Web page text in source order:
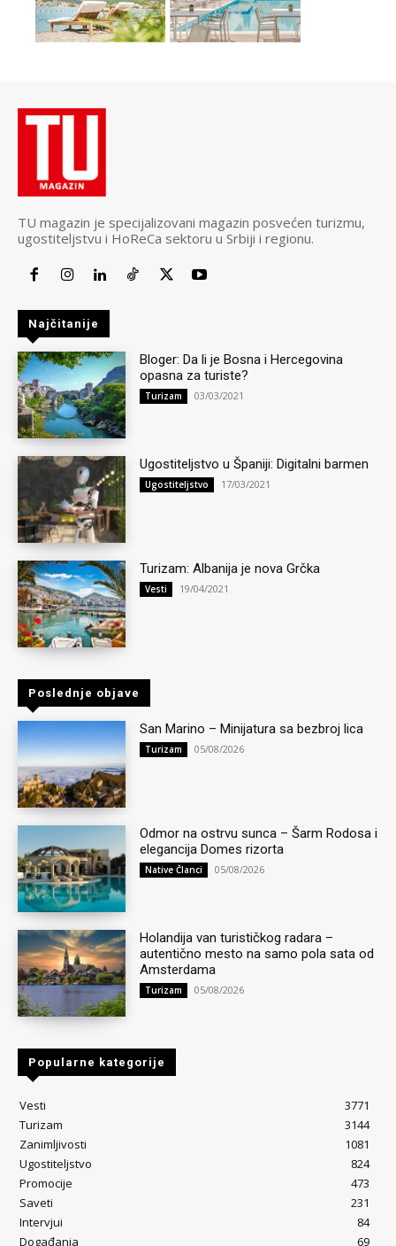
TU magazin je specijalizovani magazin posvećen turizmu,
ugostiteljstvu i HoReCa sektoru u Srbiji i regionu.
Najčitanije
Bloger: Da li je Bosna i Hercegovina
opasna za turiste?
Turizam 03/03/2021
Ugostiteljstvo u Španiji: Digitalni barmen
Ugostiteljstvo 17/03/2021
Turizam: Albanija je nova Grčka
Vesti 19/04/2021
Poslednje objave
San Marino – Minijatura sa bezbroj lica
Turizam 05/08/2026
Odmor na ostrvu sunca – Šarm Rodosa i
elegancija Domes rizorta
Native Članci 05/08/2026
Holandija van turističkog radara –
autentično mesto na samo pola sata od
Amsterdama
Turizam 05/08/2026
Popularne kategorije
Vesti
3771
Turizam
3144
Zanimljivosti
1081
Ugostiteljstvo
824
Promocije
473
Saveti
231
Intervjui
84
Događanja
69